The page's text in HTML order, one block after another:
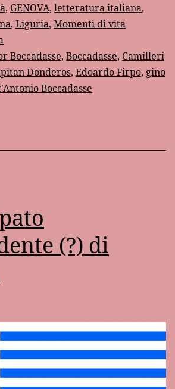
, GENOVA, letteratura italiana,
, Liguria, Momenti di vita
Boccadasse, Boccadasse, Camilleri
Donderos, Edoardo Firpo, gino
Boccadasse
(?) di